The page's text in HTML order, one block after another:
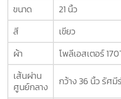
ขนาด
21 นิ้ว
สี
เขียว
ผ้า
โพลีเอสเตอร์
เส้นผ่าน
ศูนย์กลาง
กว้าง 36 นิ้ว รัศมี